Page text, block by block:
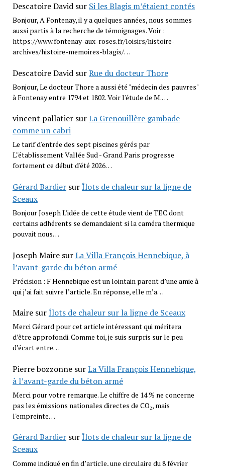
Descatoire Davidsur Si les Blagis m’étaient contés
Bonjour, A Fontenay, il y a quelques années, nous sommes
aussi partis à la recherche de témoignages. Voir :
https://www.fontenay-aux-roses.fr/loisirs/histoire-
archives/histoire-memoires-blagis/…
Descatoire DavidsurRue du docteur Thore
Bonjour, Le docteur Thore a aussi été "médecin des pauvres"
à Fontenay entre 1794 et 1802. Voir l'étude de M.…
vincent pallatiersurLa Grenouillère gambade
comme un cabri
Le tarif d'entrée des sept piscines gérés par
L''établissement Vallée Sud - Grand Paris progresse
fortement ce début d'été 2026…
Gérard BardiersurÎlots de chaleur sur la ligne de
Sceaux
Bonjour Joseph L’idée de cette étude vient de TEC dont
certains adhérents se demandaient si la caméra thermique
pouvait nous…
Joseph MairesurLa Villa François Hennebique, à
l’avant-garde du béton armé
Précision : F Hennebique est un lointain parent d’une amie à
qui j’ai fait suivre l’article. En réponse, elle m’a…
MairesurÎlots de chaleur sur la ligne de Sceaux
Merci Gérard pour cet article intéressant qui méritera
d’être approfondi. Comme toi, je suis surpris sur le peu
d’écart entre…
Pierre bozzonnesurLa Villa François Hennebique,
à l’avant-garde du béton armé
Merci pour votre remarque. Le chiffre de 14 % ne concerne
pas les émissions nationales directes de CO₂, mais
l'empreinte…
Gérard BardiersurÎlots de chaleur sur la ligne de
Sceaux
Comme indiqué en fin d’article, une circulaire du 8 février